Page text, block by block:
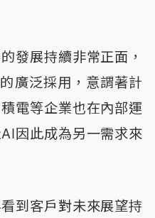
發展持續非常正面，
廣泛採用，意謂著計
電等企業也在內部運
因此成為另一需求來
到客戶對未來展望持